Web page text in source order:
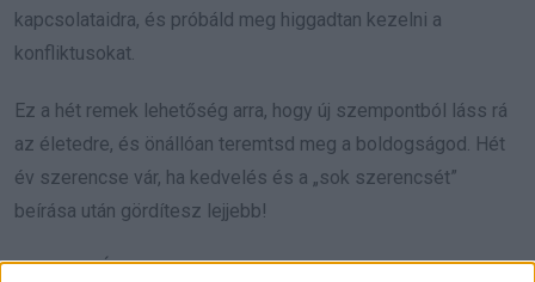
kapcsolataidra, és próbáld meg higgadtan kezelni a
konfliktusokat.
Ez a hét remek lehetőség arra, hogy új szempontból láss rá
az életedre, és önállóan teremtsd meg a boldogságod. Hét
év szerencse vár, ha kedvelés és a „sok szerencsét”
beírása után gördítesz lejjebb!
**SKORPIÓ**